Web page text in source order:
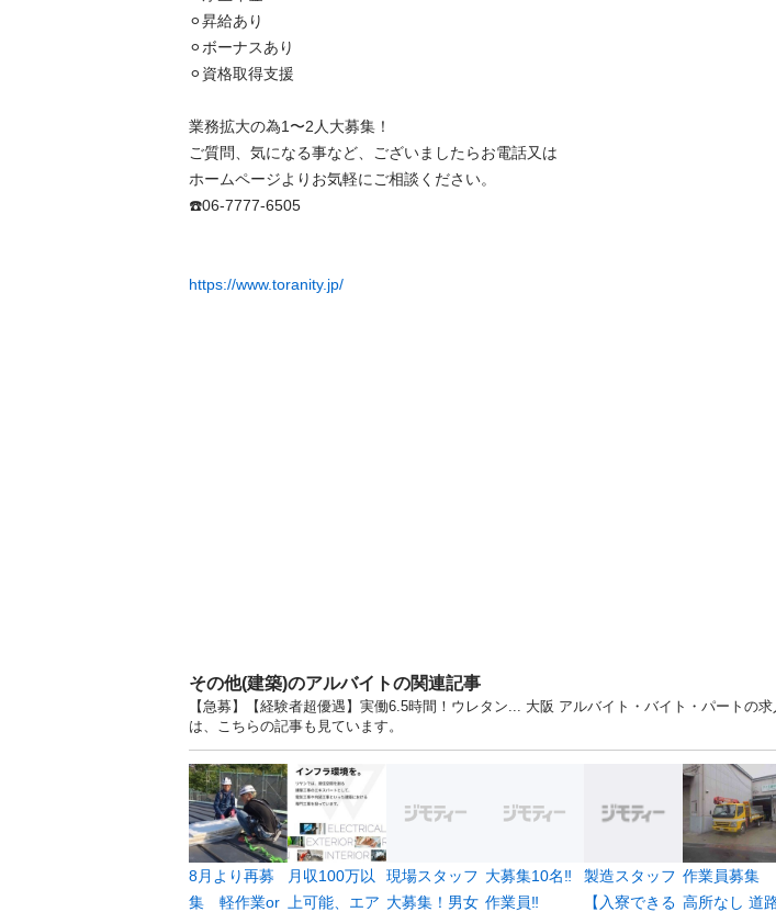
⚪︎昇給あり
⚪︎ボーナスあり
⚪︎資格取得支援
業務拡大の為1〜2人大募集！
ご質問、気になる事など、ございましたらお電話又は
ホームページよりお気軽にご相談ください。
☎️06-7777-6505
https://www.toranity.jp/
その他(建築)のアルバイトの関連記事
【急募】【経験者超優遇】実働6.5時間！ウレタン... 大阪 アルバイト・バイト・パートの
は、こちらの記事も見ています。
8月より再募
集 軽作業or
月収100万以
上可能、エア
現場スタッフ
大募集！男女
大募集10名‼️
作業員‼️
製造スタッフ
【入寮できる
作業員募集
高所なし 道